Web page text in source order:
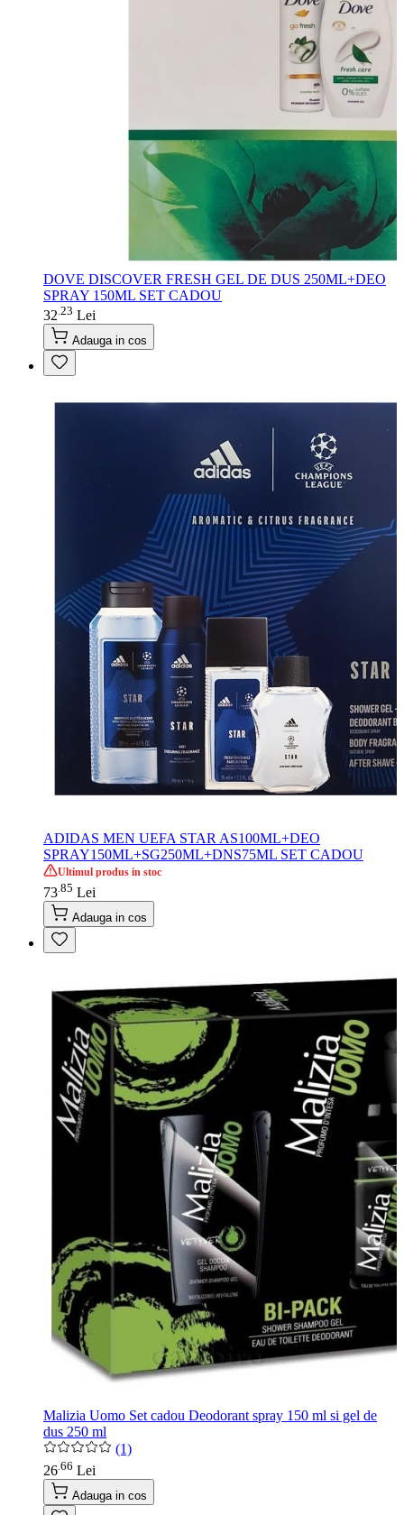
DOVE DISCOVER FRESH GEL DE DUS 250ML+DEO
SPRAY 150ML SET CADOU
32 23 Lei
Adauga in cos
ADIDAS MEN UEFA STAR AS100ML+DEO
SPRAY150ML+SG250ML+DNS75ML SET CADOU
Ultimul produs in stoc
73 85 Lei
Adauga in cos
Malizia Uomo Set cadou Deodorant spray 150 ml si gel de
dus 250 ml
(1)
26 66 Lei
Adauga in cos